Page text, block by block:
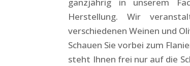
ganzjährig in unserem
Herstellung. Wir
verschiedenen Weinen und
Schauen Sie vorbei zum
steht Ihnen frei nur auf die